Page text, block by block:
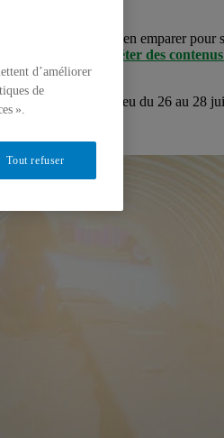
groupes peuvent s’en emparer pour
et interpréter des
en éducation
a eu lieu du 26 au 28
d’améliorer
de
».
Tout refuser